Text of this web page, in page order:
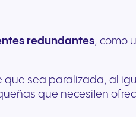
redundantes, como
que sea paralizada, al
que necesiten